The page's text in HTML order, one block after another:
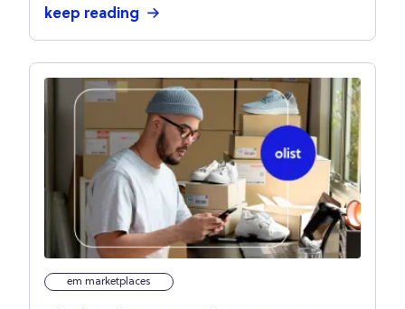
keep reading
em marketplaces